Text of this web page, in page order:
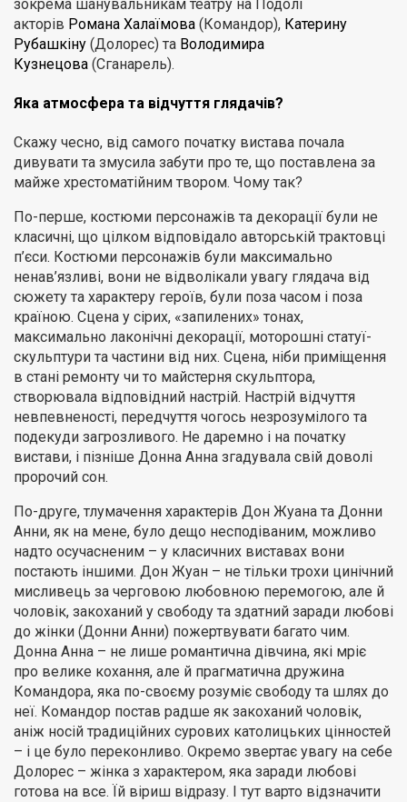
зокрема шанувальникам театру на Подолі
акторів Романа Халаїмова (Командор), Катерину
Рубашкіну (Долорес) та Володимира
Кузнецова (Сганарель).
Яка атмосфера та відчуття глядачів?
Скажу чесно, від самого початку вистава почала
дивувати та змусила забути про те, що поставлена за
майже хрестоматійним твором. Чому так?
По-перше, костюми персонажів та декорації були не
класичні, що цілком відповідало авторській трактовці
п’єси. Костюми персонажів були максимально
ненав’язливі, вони не відволікали увагу глядача від
сюжету та характеру героїв, були поза часом і поза
країною. Сцена у сірих, «запилених» тонах,
максимально лаконічні декорації, моторошні статуї-
скульптури та частини від них. Сцена, ніби приміщення
в стані ремонту чи то майстерня скульптора,
створювала відповідний настрій. Настрій відчуття
невпевненості, передчуття чогось незрозумілого та
подекуди загрозливого. Не даремно і на початку
вистави, і пізніше Донна Анна згадувала свій доволі
пророчий сон.
По-друге, тлумачення характерів Дон Жуана та Донни
Анни, як на мене, було дещо несподіваним, можливо
надто осучасненим – у класичних виставах вони
постають іншими. Дон Жуан – не тільки трохи цинічний
мисливець за черговою любовною перемогою, але й
чоловік, закоханий у свободу та здатний заради любові
до жінки (Донни Анни) пожертвувати багато чим.
Донна Анна – не лише романтична дівчина, які мріє
про велике кохання, але й прагматична дружина
Командора, яка по-своєму розуміє свободу та шлях до
неї. Командор постав радше як закоханий чоловік,
аніж носій традиційних сурових католицьких цінностей
– і це було переконливо. Окремо звертає увагу на себе
Долорес – жінка з характером, яка заради любові
готова на все. Їй віриш відразу. І тут варто відзначити